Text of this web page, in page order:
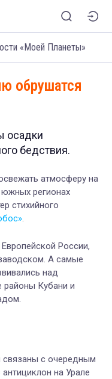
«Моей Планеты»
обрушатся
осадки
бедствия.
атмосферу на
регионах
стихийного
.
России,
А самые
над
районы Кубани и
с очередным
на Урале